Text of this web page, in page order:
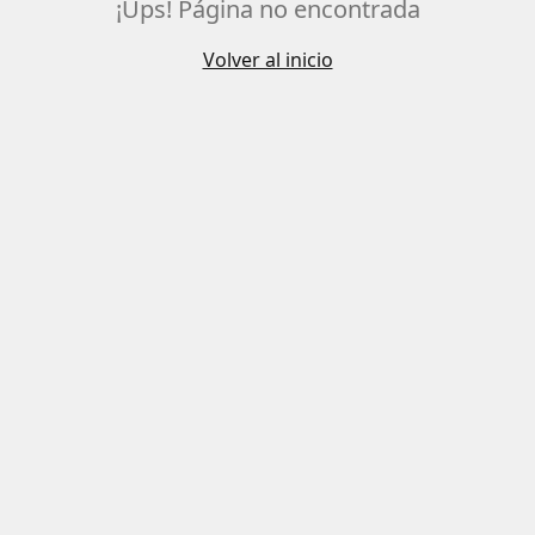
¡Ups! Página no encontrada
Volver al inicio